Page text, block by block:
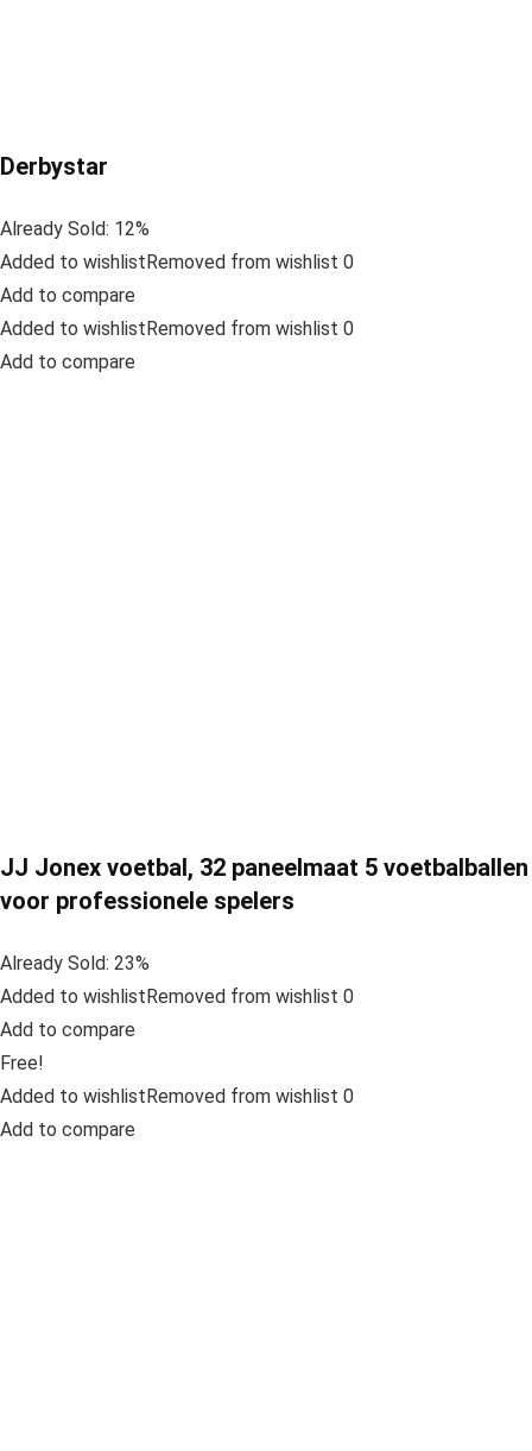
Derbystar
Already Sold: 12%
Added to wishlistRemoved from wishlist 0
Add to compare
Added to wishlistRemoved from wishlist 0
Add to compare
JJ Jonex voetbal, 32 paneelmaat 5 voetbalballen
voor professionele spelers
Already Sold: 23%
Added to wishlistRemoved from wishlist 0
Add to compare
Free!
Added to wishlistRemoved from wishlist 0
Add to compare